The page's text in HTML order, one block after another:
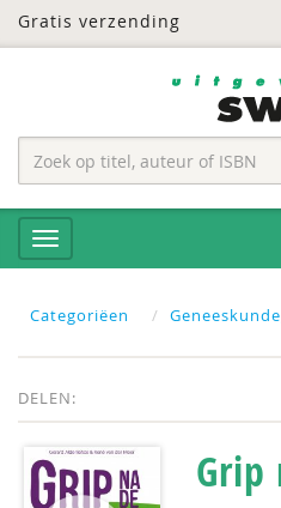
Gratis verzending
Categoriëen
DELEN: